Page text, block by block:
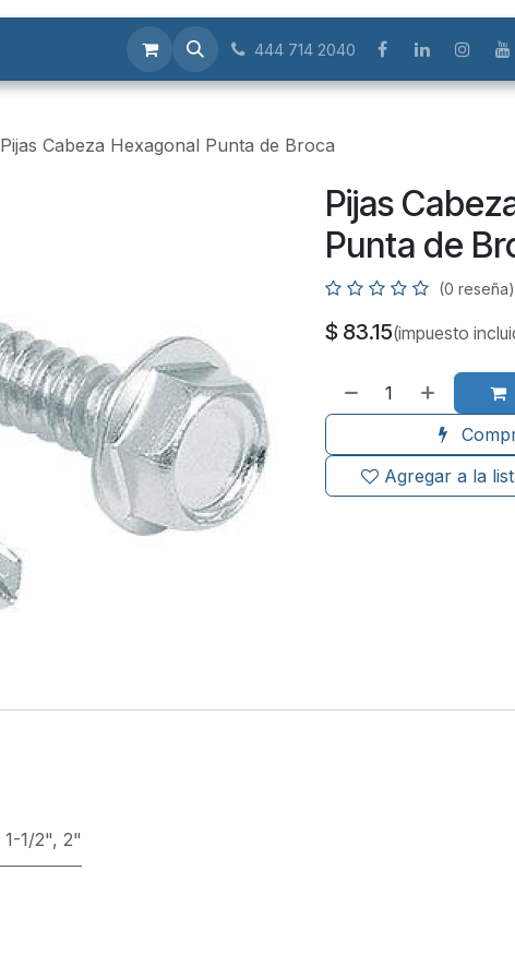
444 714 2040
Pijas Cabeza Hexagonal Punta de Broca
Pijas
Punta de
(0 reseña)
$ 83.15(impuesto
Agregar a la
1-1/2", 2"